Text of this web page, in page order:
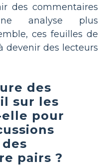
des commentaires
analyse plus
ces feuilles de
devenir des lecteurs
des
sur les
pour
pairs ?